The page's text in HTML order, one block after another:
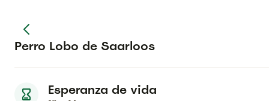
Perro Lobo de Saarloos
Esperanza de vida